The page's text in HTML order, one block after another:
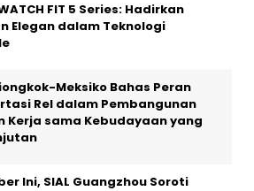
FIT 5 Series: Hadirkan
Elegan dalam Teknologi
Meksiko Bahas Peran
Rel dalam Pembangunan
Kerja sama Kebudayaan yang
Ini, SIAL Guangzhou Soroti